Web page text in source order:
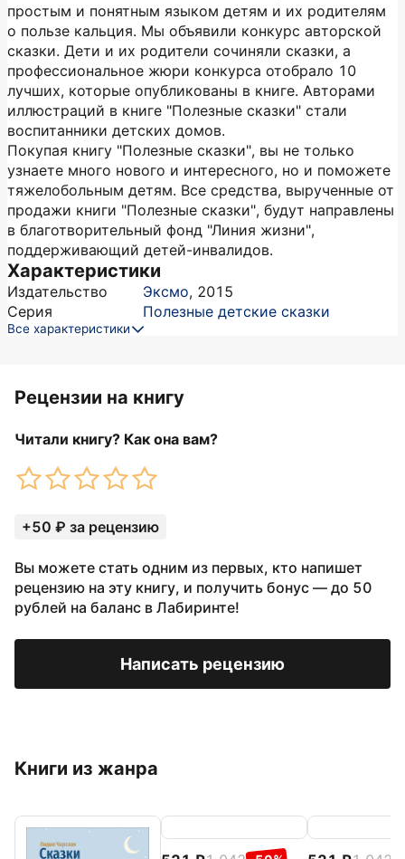
простым и понятным языком детям и их родителям
о пользе кальция. Мы объявили конкурс авторской
сказки. Дети и их родители сочиняли сказки, а
профессиональное жюри конкурса отобрало 10
лучших, которые опубликованы в книге. Авторами
иллюстраций в книге "Полезные сказки" стали
воспитанники детских домов.
Покупая книгу "Полезные сказки", вы не только
узнаете много нового и интересного, но и поможете
тяжелобольным детям. Все средства, вырученные от
продажи книги "Полезные сказки", будут направлены
в благотворительный фонд "Линия жизни",
поддерживающий детей-инвалидов.
Характеристики
Издательство Эксмо, 2015
Серия
Полезные детские сказки
Все характеристики
Рецензии на книгу
Читали книгу? Как она вам?
+50 ₽ за рецензию
Вы можете стать одним из первых, кто напишет
рецензию на эту книгу, и получить бонус — до 50
рублей на баланс в Лабиринте!
Написать рецензию
Книги из жанра